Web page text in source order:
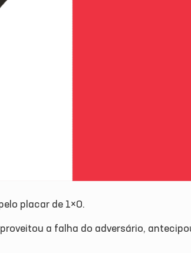
placar de 1×0.
a falha do adversário,